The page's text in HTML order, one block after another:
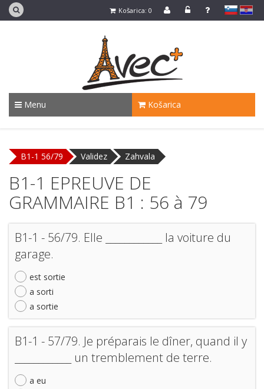
slovenskoHrvaško
Košarica: 0
Menu Košarica
B1-1 56/79 Validez Zahvala
B1-1 EPREUVE DE
GRAMMAIRE B1 : 56 à 79
B1-1 - 56/79. Elle ____________ la voiture du
garage.
est sortie
a sorti
a sortie
B1-1 - 57/79. Je préparais le dîner, quand il y
____________ un tremblement de terre.
a eu